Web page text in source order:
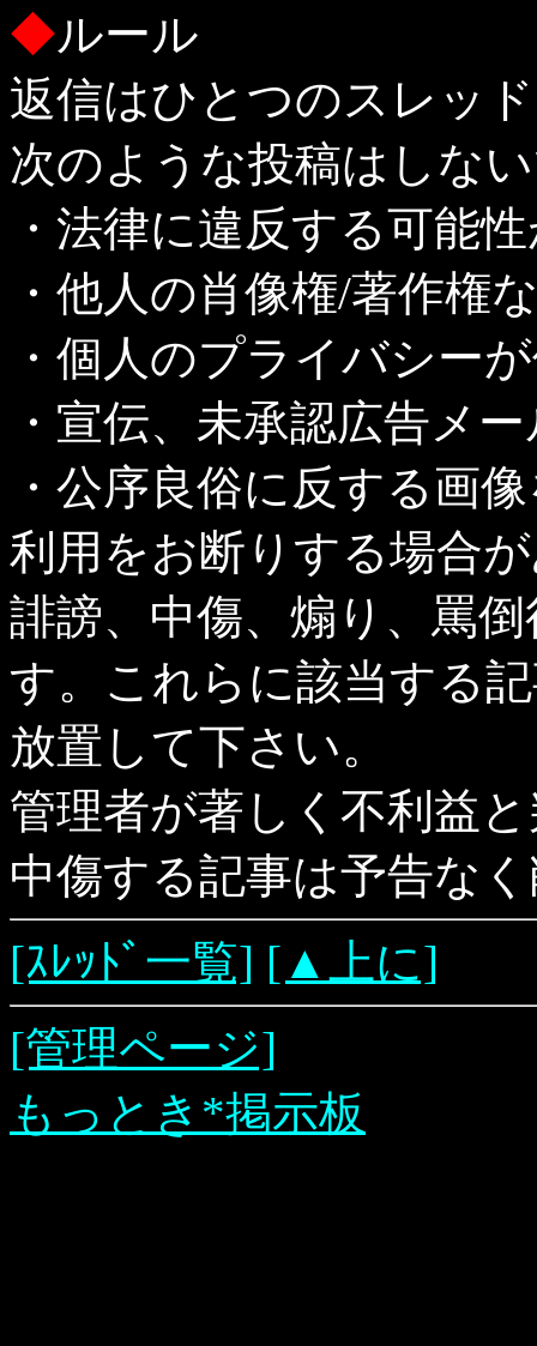
◆ルール
返信はひとつのスレッ
次のような投稿はしな
・法律に違反する可能
・他人の肖像権/著作権
・個人のプライバシー
・宣伝、未承認広告メ
・公序良俗に反する画
利用をお断りする場合
誹謗、中傷、煽り、罵
す。これらに該当する
放置して下さい。
管理者が著しく不利益
中傷する記事は予告な
[ｽﾚｯﾄﾞ一覧] [▲上に]
[管理ページ]
もっとき*掲示板